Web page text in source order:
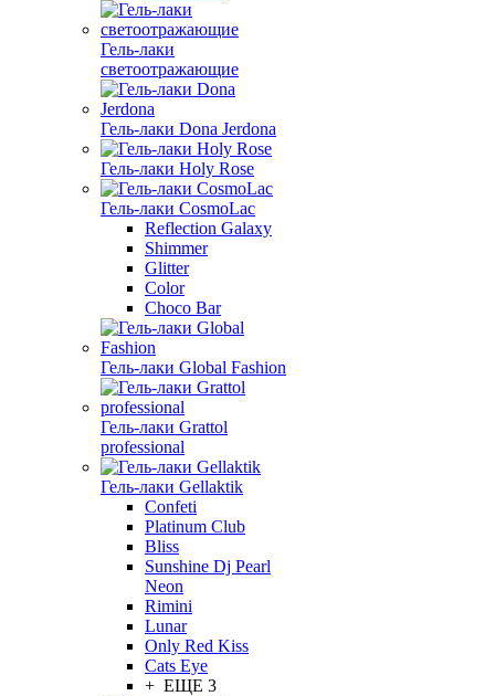
Гель-лаки
светоотражающие
Гель-лаки Dona Jerdona
Гель-лаки Holy Rose
Гель-лаки CosmoLac
Reflection Galaxy
Shimmer
Glitter
Color
Choco Bar
Гель-лаки Global Fashion
Гель-лаки Grattol
professional
Гель-лаки Gellaktik
Confeti
Platinum Club
Bliss
Sunshine Dj Pearl
Neon
Rimini
Lunar
Only Red Kiss
Cats Eye
+ ЕЩЕ 3